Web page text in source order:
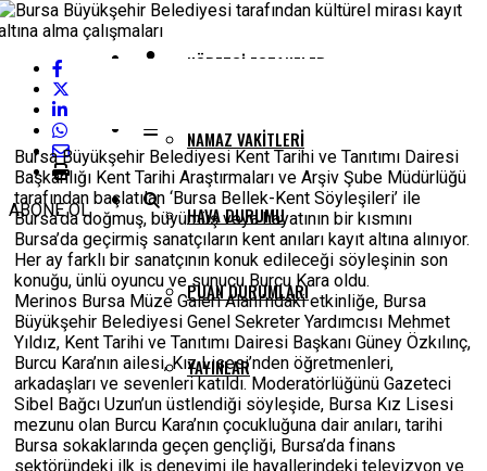
NÖBETÇI ECZANELER
NAMAZ VAKITLERI
HAVA DURUMU
PUAN DURUMLARI
YAYINLAR
ABONE OL
Bursa Büyükşehir Belediyesi Kent Tarihi ve Tanıtımı Dairesi
Başkanlığı Kent Tarihi Araştırmaları ve Arşiv Şube Müdürlüğü
tarafından başlatılan ‘Bursa Bellek-Kent Söyleşileri’ ile
Bursa’da doğmuş, büyümüş veya hayatının bir kısmını
Bursa’da geçirmiş sanatçıların kent anıları kayıt altına alınıyor.
Her ay farklı bir sanatçının konuk edileceği söyleşinin son
konuğu, ünlü oyuncu ve sunucu Burcu Kara oldu.
Merinos Bursa Müze Galeri Alanı’ndaki etkinliğe, Bursa
Büyükşehir Belediyesi Genel Sekreter Yardımcısı Mehmet
Yıldız, Kent Tarihi ve Tanıtımı Dairesi Başkanı Güney Özkılınç,
Burcu Kara’nın ailesi, Kız Lisesi’nden öğretmenleri,
arkadaşları ve sevenleri katıldı. Moderatörlüğünü Gazeteci
Sibel Bağcı Uzun’un üstlendiği söyleşide, Bursa Kız Lisesi
mezunu olan Burcu Kara’nın çocukluğuna dair anıları, tarihi
Bursa sokaklarında geçen gençliği, Bursa’da finans
sektöründeki ilk iş deneyimi ile hayallerindeki televizyon ve